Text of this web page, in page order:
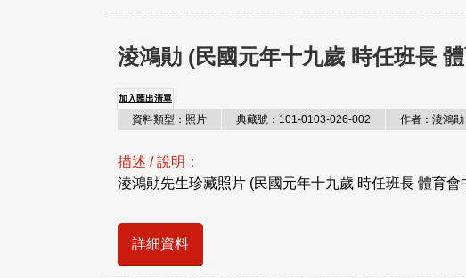
淩鴻勛 (民國元年十九歲 時任班長
加入匯出清單
資料類型：照片 典藏號：101-0103-026-002 作者：淩鴻勛
描述 / 說明：
淩鴻勛先生珍藏照片 (民國元年十九歲 時任班長 體育會
詳細資料